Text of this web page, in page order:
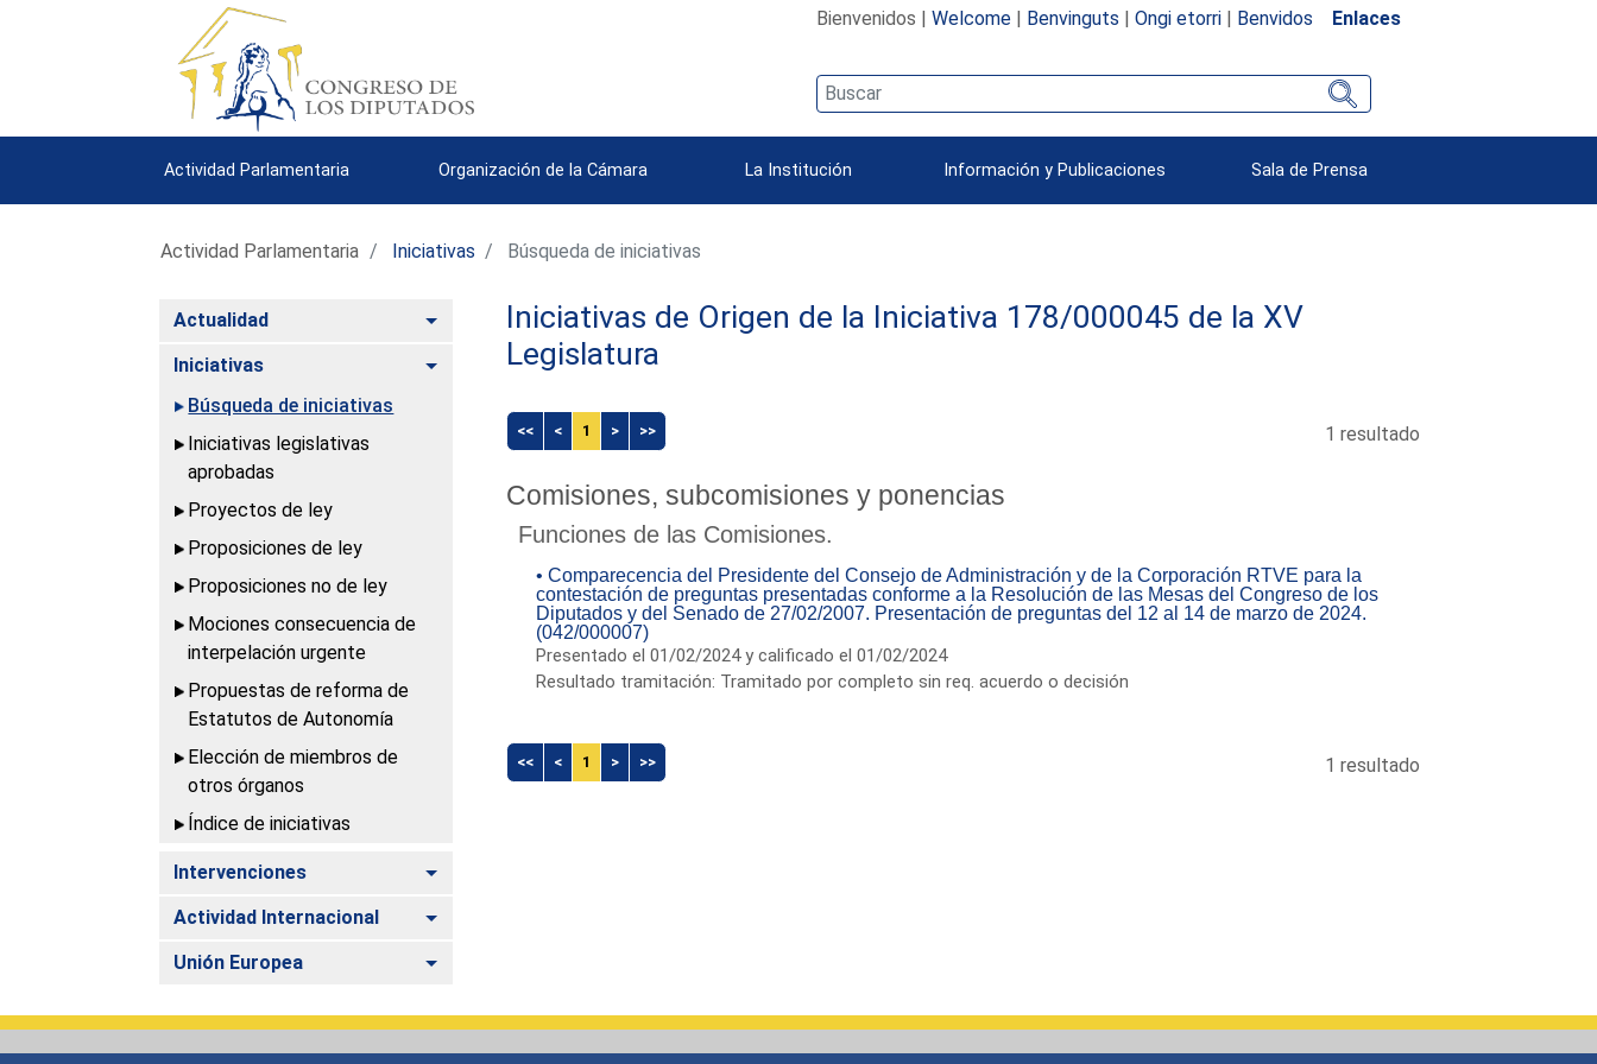
Bienvenidos | Welcome| Benvinguts | Ongi etorri| Benvidos Enlaces
Actividad Parlamentaria Organización de la Cámara La Institución Información y Publicaciones Sala de Prensa
Actividad Parlamentaria Iniciativas Búsqueda de iniciativas
Actualidad Alternar
Iniciativas
Alternar
Búsqueda de iniciativas
Iniciativas legislativas
aprobadas
Proyectos de ley
Proposiciones de ley
Proposiciones no de ley
Mociones consecuencia de
interpelación urgente
Propuestas de reforma de
Estatutos de Autonomía
Elección de miembros de
otros órganos
Índice de iniciativas
Intervenciones Alternar
Actividad Internacional Alternar
Unión Europea Alternar
Iniciativas de Origen de la Iniciativa 178/000045 de la XV
Legislatura
<< < 1 > >> 1 resultado
Comisiones, subcomisiones y ponencias
Funciones de las Comisiones.
• Comparecencia del Presidente del Consejo de Administración y de la Corporación RTVE para la
contestación de preguntas presentadas conforme a la Resolución de las Mesas del Congreso de los
Diputados y del Senado de 27/02/2007. Presentación de preguntas del 12 al 14 de marzo de 2024.
(042/000007)
Presentado el 01/02/2024 y calificado el 01/02/2024
Resultado tramitación: Tramitado por completo sin req. acuerdo o decisión
<< < 1 > >> 1 resultado